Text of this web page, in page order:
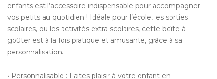
enfants est l’accessoire indispensable pour accompagner
vos petits au quotidien ! Idéale pour l’école, les sorties
scolaires, ou les activités extra-scolaires, cette boîte à
goûter est à la fois pratique et amusante, grâce à sa
personnalisation.
• Personnalisable : Faites plaisir à votre enfant en